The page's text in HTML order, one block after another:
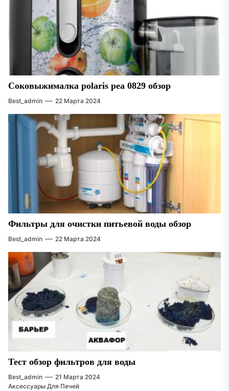
Соковыжималка polaris pea 0829 обзор
Best_admin 22 Марта 2024
Фильтры для очистки питьевой воды обзор
Best_admin 22 Марта 2024
Тест обзор фильтров для воды
Best_admin
21 Марта 2024
Аксессуары Для Печей